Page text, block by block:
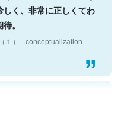
く、非常に正しくてわ
。
１） - conceptualization